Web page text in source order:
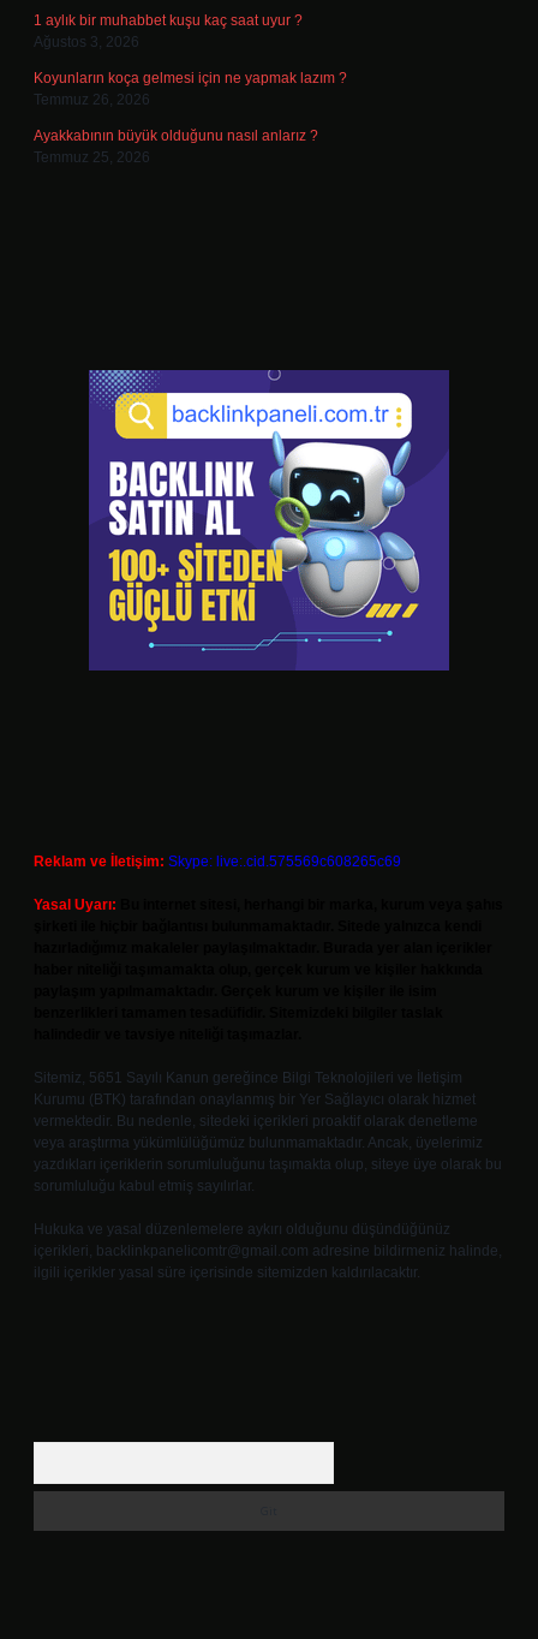
1 aylık bir muhabbet kuşu kaç saat uyur ?
Ağustos 3, 2026
Koyunların koça gelmesi için ne yapmak lazım ?
Temmuz 26, 2026
Ayakkabının büyük olduğunu nasıl anlarız ?
Temmuz 25, 2026
Reklam ve İletişim: Skype: live:.cid.575569c608265c69
Yasal Uyarı:
Sitemiz, 5651 Sayılı Kanun gereğince Bilgi Teknolojileri ve İletişim
Kurumu (BTK) tarafından onaylanmış bir Yer Sağlayıcı olarak hizmet
vermektedir. Bu nedenle, sitedeki içerikleri proaktif olarak denetleme
veya araştırma yükümlülüğümüz bulunmamaktadır. Ancak, üyelerimiz
yazdıkları içeriklerin sorumluluğunu taşımakta olup, siteye üye olarak bu
sorumluluğu kabul etmiş sayılırlar.
Hukuka ve yasal düzenlemelere aykırı olduğunu düşündüğünüz
içerikleri, backlinkpanelicomtr@gmail.com adresine bildirmeniz halinde,
ilgili içerikler yasal süre içerisinde sitemizden kaldırılacaktır.